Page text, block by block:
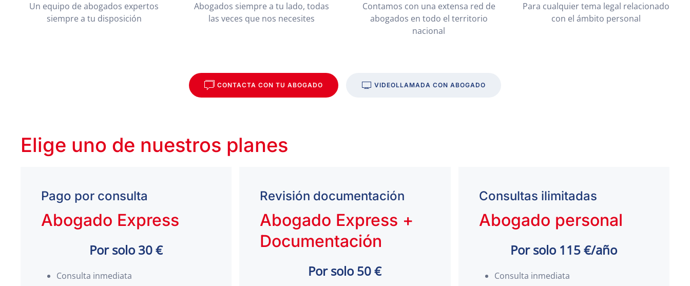
Un equipo de abogados expertos
siempre a tu disposición
Abogados siempre a tu lado, todas
las veces que nos necesites
Contamos con una extensa red de
abogados en todo el territorio
nacional
Para cualquier tema legal relacionado
con el ámbito personal
CONTACTA CON TU ABOGADO VIDEOLLAMADA CON ABOGADO
Elige uno de nuestros planes
Pago por consulta
Abogado Express
Por solo 30 €
Consulta inmediata
Revisión documentación
Abogado Express +
Documentación
Por solo 50 €
Consultas ilimitadas
Abogado personal
Por solo 115 €/año
Consulta inmediata